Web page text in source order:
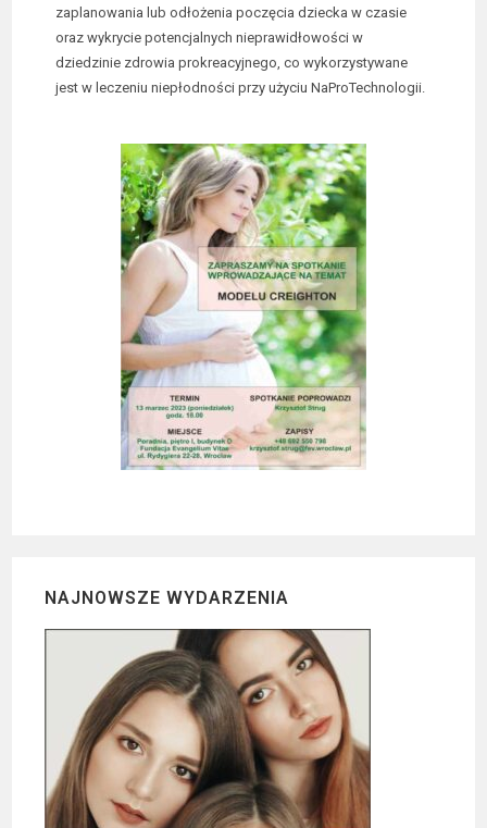
zaplanowania lub odłożenia poczęcia dziecka w czasie
oraz wykrycie potencjalnych nieprawidłowości w
dziedzinie zdrowia prokreacyjnego, co wykorzystywane
jest w leczeniu niepłodności przy użyciu NaProTechnologii.
NAJNOWSZE WYDARZENIA